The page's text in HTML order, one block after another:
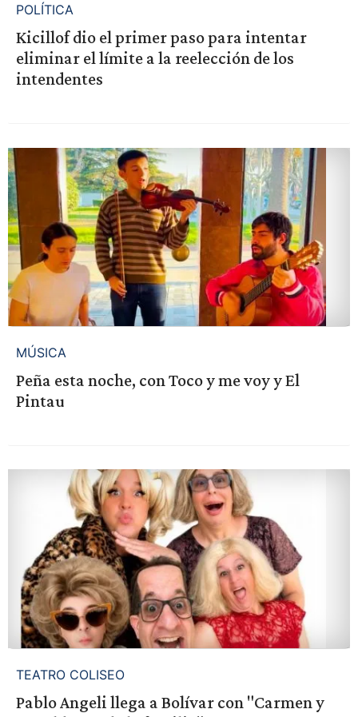
POLÍTICA
Kicillof dio el primer paso para intentar
eliminar el límite a la reelección de los
intendentes
MÚSICA
Peña esta noche, con Toco y me voy y El
Pintau
TEATRO COLISEO
Pablo Angeli llega a Bolívar con "Carmen y